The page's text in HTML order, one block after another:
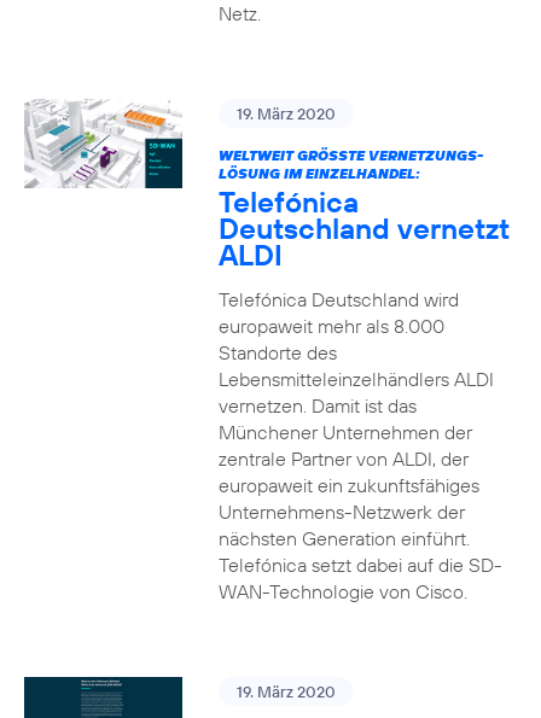
Netz.
19. März 2020
WELTWEIT GRÖSSTE VERNETZUNGS-L
ÖSUNG IM EINZELHANDEL:
Telefónica
Deutschland vernetzt
ALDI
Telefónica Deutschland wird
europaweit mehr als 8.000
Standorte des
Lebensmitteleinzelhändlers ALDI
vernetzen. Damit ist das
Münchener Unternehmen der
zentrale Partner von ALDI, der
europaweit ein zukunftsfähiges
Unternehmens-Netzwerk der
nächsten Generation einführt.
Telefónica setzt dabei auf die SD-
WAN-Technologie von Cisco.
19. März 2020